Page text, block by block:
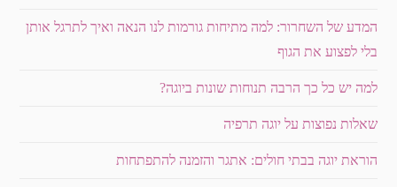
המדע של השחרור: למה מתיחות גורמות לנו הנאה ואיך לתרגל אותן
בלי לפצוע את הגוף
למה יש כל כך הרבה תנוחות שונות ביוגה?
שאלות נפוצות על יוגה תרפיה
הוראת יוגה בבתי חולים: אתגר והזמנה להתפתחות